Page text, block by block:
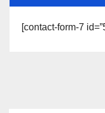
[contact-form-7